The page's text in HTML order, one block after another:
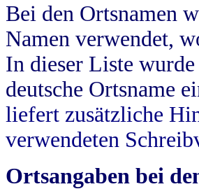
Bei den Ortsnamen
Namen verwendet,
In dieser Liste
deutsche Ortsname
liefert zusätzliche
verwendeten
Ortsangaben bei